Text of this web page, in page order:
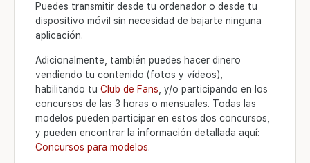
Puedes transmitir desde tu ordenador o desde tu
dispositivo móvil sin necesidad de bajarte ninguna
aplicación.
Adicionalmente, también puedes hacer dinero
vendiendo tu contenido (fotos y vídeos),
habilitando tu Club de Fans , y/o participando en los
concursos de las 3 horas o mensuales. Todas las
modelos pueden participar en estos dos concursos,
y pueden encontrar la información detallada aquí:
Concursos para modelos.